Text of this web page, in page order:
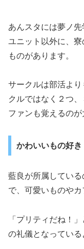
あんスタには夢ノ
ユニット以外に、
ものがあります。
サークルは部活よ
クルではなく２つ
ファンも覚えるのが
かわいいもの好
藍良が所属してい
で、可愛いものやカ
「プリティだね！
の礼儀となっている